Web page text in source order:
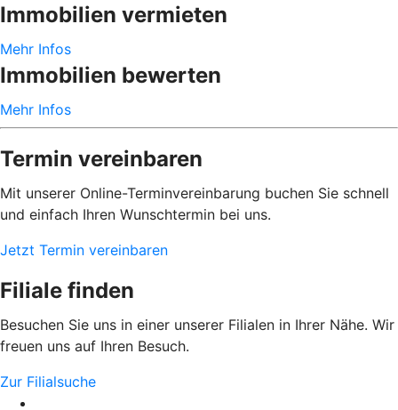
Immobilien vermieten
Mehr Infos
Immobilien bewerten
Mehr Infos
Termin vereinbaren
Mit unserer Online-Terminvereinbarung buchen Sie schnell
und einfach Ihren Wunschtermin bei uns.
Jetzt Termin vereinbaren
Filiale finden
Besuchen Sie uns in einer unserer Filialen in Ihrer Nähe. Wir
freuen uns auf Ihren Besuch.
Zur Filialsuche